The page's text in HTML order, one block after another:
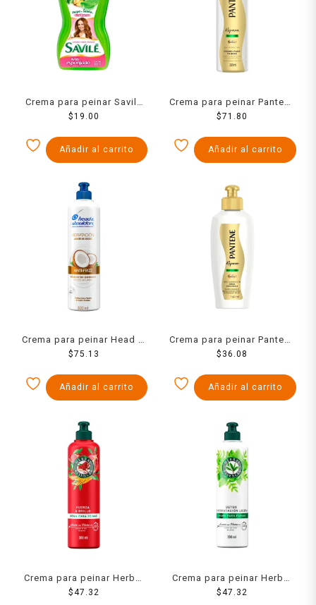
Crema para peinar Savilé
anti esponjado con pulpa
ml
$19.00
Añadir al carrito
Crema para peinar Pantene
Pro-V Repara 300 ml
$71.80
Añadir al carrito
Crema para peinar Head &
Shoulders anti-frizz aceite
$75.13
Añadir al carrito
Crema para peinar Pantene
Pro-V Repara 160 ml
$ 36.08
Añadir al carrito
Crema para peinar Herbal
Essences Fuerza & brillo
$47.32
Crema para peinar Herbal
Essences Detox &
$47.32